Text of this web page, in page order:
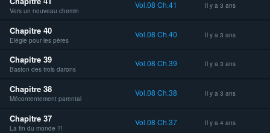
Vers un nouveau chemin
Vol.08 Ch.41 Il y a 3 ans
Chapitre 40
Elégie pour les pères
Vol.08 Ch.40 Il y a 3 ans
Chapitre 39
Baston des trois darons
Vol.08 Ch.39 Il y a 3 ans
Chapitre 38
Mécontentement parental
Vol.08 Ch.38 Il y a 3 ans
Chapitre 37
La fin du monde ?!
Vol.08 Ch.37 Il y a 4 ans